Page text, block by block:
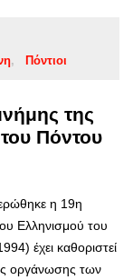
Πόντιοι
της
Πόντου
η 19η
Ελληνισμού του
έχει καθοριστεί
οργάνωσης των